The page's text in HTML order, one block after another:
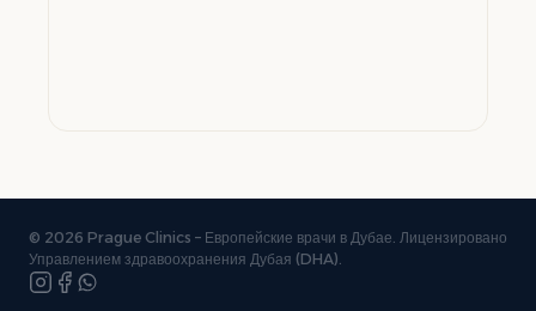
© 2026 Prague Clinics – Европейские врачи в Дубае. Лицензировано
Управлением здравоохранения Дубая (DHA).